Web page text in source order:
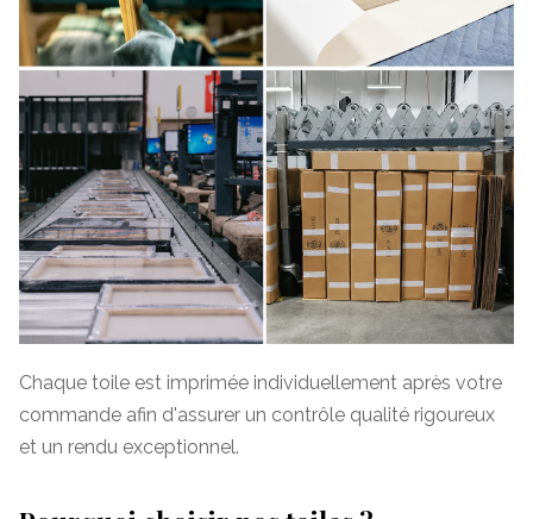
Chaque toile est imprimée individuellement après votre
commande afin d'assurer un contrôle qualité rigoureux
et un rendu exceptionnel.